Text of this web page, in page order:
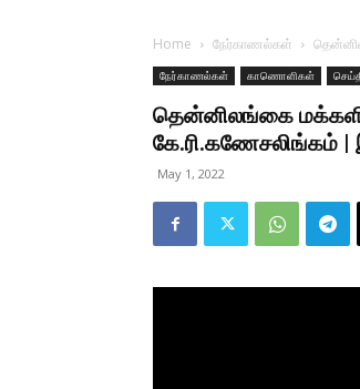
Home நேர்காணல்கள்
நேர்காணல்கள் காணாெளிகள்
தென்னிலங்கை
கே.ரி.கணேசலிங்கம் |
May 1, 2022